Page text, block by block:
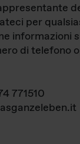
per
informazioni
di telefono
771510